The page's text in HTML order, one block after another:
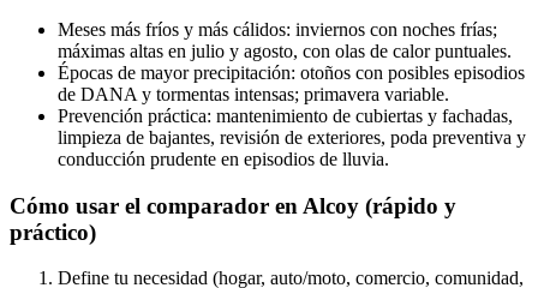
Meses más fríos y más cálidos: inviernos con noches frías;
máximas altas en julio y agosto, con olas de calor puntuales.
Épocas de mayor precipitación: otoños con posibles episodios
de DANA y tormentas intensas; primavera variable.
Prevención práctica: mantenimiento de cubiertas y fachadas,
limpieza de bajantes, revisión de exteriores, poda preventiva y
conducción prudente en episodios de lluvia.
Cómo usar el comparador en Alcoy (rápido y
práctico)
Define tu necesidad (hogar, auto/moto, comercio, comunidad,